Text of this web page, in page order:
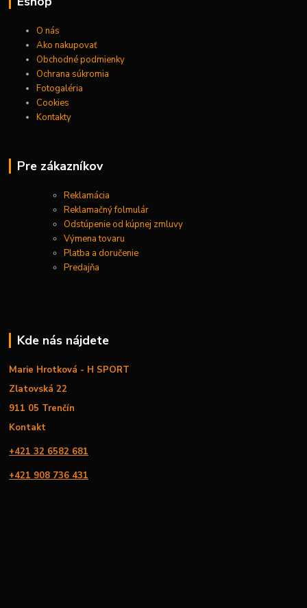
O nás
Ako nakupovať
Obchodné podmienky
Ochrana súkromia
Fotogaléria
Cookies
Kontakty
Pre zákazníkov
Reklamácia
Reklamačný folmulár
Odstúpenie od kúpnej zmluvy
Výmena tovaru
Platba a doručenie
Predajňa
Kde nás nájdete
Marie Hrotková - H SPORT
Zlatovská 22
911 05 Trenčín
Kontakt
+421 32 6582 681
+421 908 736 431